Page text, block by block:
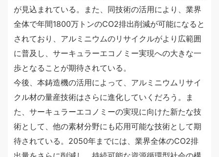
が見込まれている。また、同技術の活用により、業界
全体で年間1800万トンのCO2排出削減が可能になると
されており、アルミニウムのリサイクルがより広範囲
に普及し、サーキュラーエコノミー実現への大きな一
歩となることが期待されている。
今後、本鋳造機の活用によって、アルミニウムリサイ
クル材の量産技術はさらに進化していくだろう。ま
た、サーキュラーエコノミーの実現に向けた新たな技
術として、他の素材分野にも応用可能な技術として期
待されている。2050年までには、業界全体のCO2排